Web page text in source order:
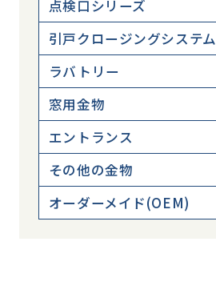
点検口シリーズ
引戸クロージングシステム
ラバトリー
窓用金物
エントランス
その他の金物
オーダーメイド(OEM)